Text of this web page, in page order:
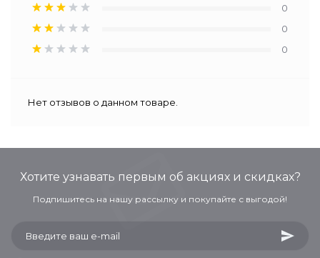
0
0
0
Нет отзывов о данном товаре.
Хотите узнавать первым об акциях и скидках?
Подпишитесь на нашу рассылку и покупайте с выгодой!